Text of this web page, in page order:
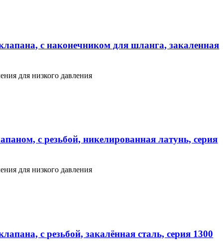
с наконечником для шланга, закаленная
для низкого давления
с резьбой, никелированная латунь, серия
для низкого давления
с резьбой, закалённая сталь, серия 1300